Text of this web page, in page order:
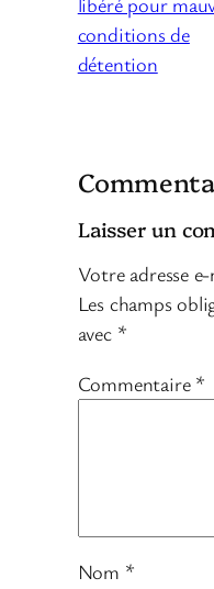
conditions de
détention
Laisser un
Votre adresse
Les champs
avec *
Commentaire *
Nom *